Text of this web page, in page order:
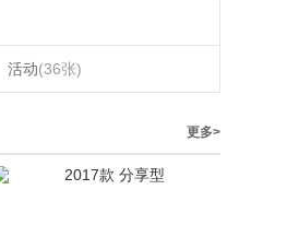
活动(36张)
更多>